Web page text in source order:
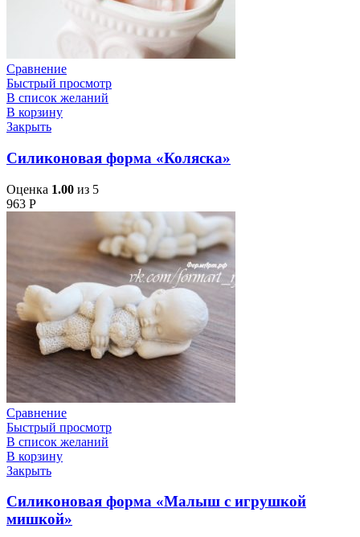
Сравнение
Быстрый просмотр
В список желаний
В корзину
Закрыть
Силиконовая форма «Коляска»
Оценка 1.00 из 5
963 Р
Сравнение
Быстрый просмотр
В список желаний
В корзину
Закрыть
Силиконовая форма «Малыш с игрушкой
мишкой»